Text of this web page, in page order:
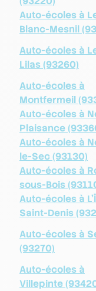
Auto-écoles à
Blanc-Mesnil
Auto-écoles à
Lilas (93260)
Auto-écoles à
Montfermeil
Auto-écoles à
Plaisance
Auto-écoles à
le-Sec (93130)
Auto-écoles à
sous-Bois
Auto-écoles à
Saint-Denis
Auto-écoles à
(93270)
Auto-écoles à
Villepinte